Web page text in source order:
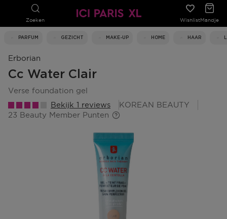
Zoeken WishlistMandje
PARFUM GEZICHT MAKE-UP HOME HAAR
Erborian
Cc Water Clair
verse foundation gel
Bekijk 1 reviews
KOREAN BEAUTY
23 Beauty Member Punten